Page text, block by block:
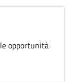
opportunità